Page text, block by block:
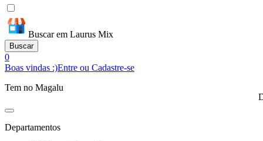
Buscar em Laurus Mix
Buscar
0
Boas vindas :)Entre ou Cadastre-se
Tem no Magalu
Departamentos